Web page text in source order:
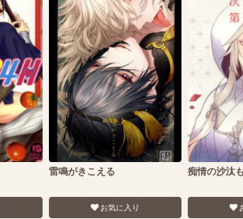
雷鳴がきこえる
お気に入り
痴情の沙汰